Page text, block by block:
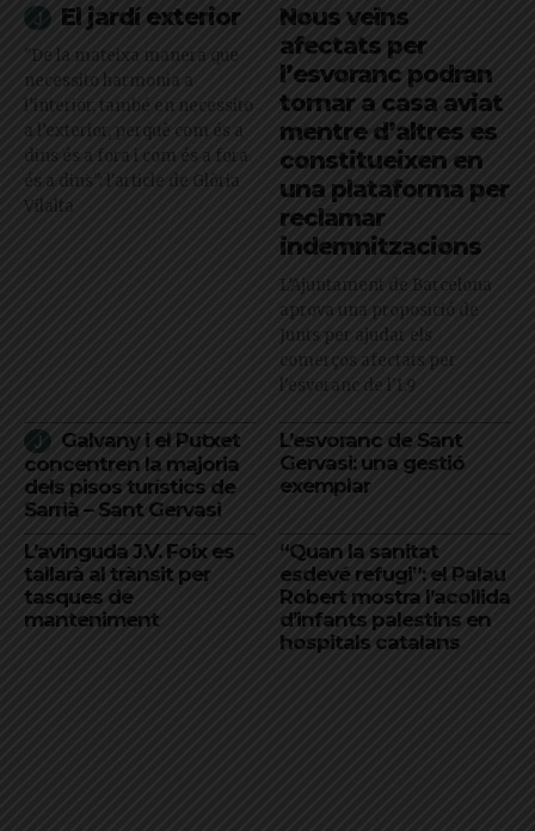
El jardí exterior
"De la mateixa manera que
necessito harmonia a
l’interior, també en necessito
a l’exterior, perquè com és a
dins és a fora i com és a fora
és a dins": l'article de Glòria
Vilalta
Nous veïns
afectats per
l’esvoranc podran
tornar a casa aviat
mentre d’altres es
constitueixen en
una plataforma per
reclamar
indemnitzacions
L’Ajuntament de Barcelona
aprova una proposició de
Junts per ajudar els
comerços afectats per
l'esvoranc de l'L9
Galvany i el Putxet
concentren la majoria
dels pisos turístics de
Sarrià – Sant Gervasi
L’esvoranc de Sant
Gervasi: una gestió
exemplar
L’avinguda J.V. Foix es
tallarà al trànsit per
tasques de
manteniment
“Quan la sanitat
esdevé refugi”: el Palau
Robert mostra l’acollida
d’infants palestins en
hospitals catalans